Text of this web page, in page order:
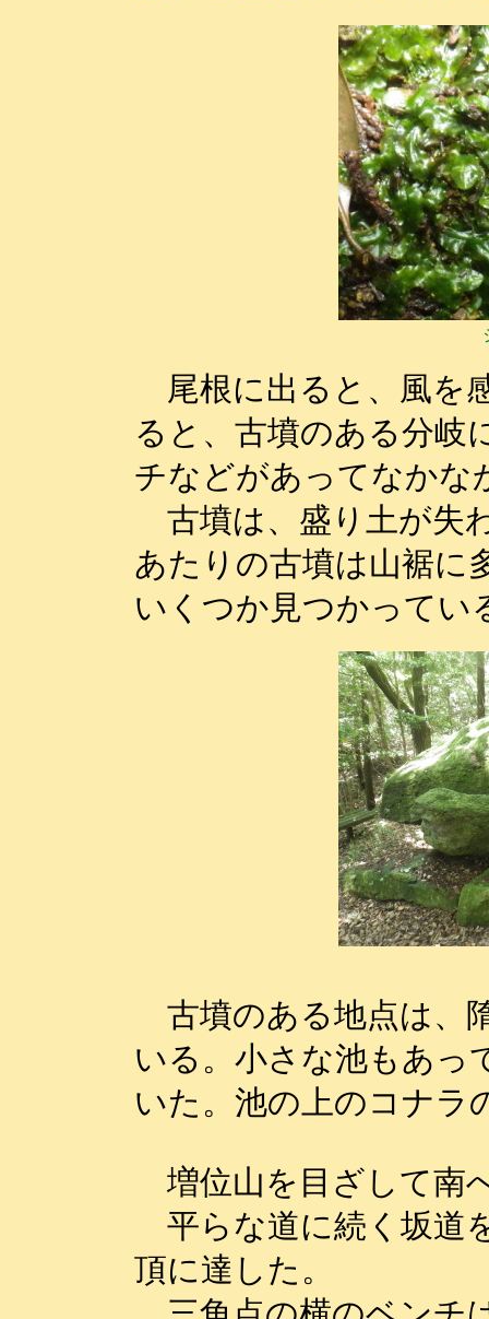
尾根に出ると、風を
ると、古墳のある分岐
チなどがあってなかな
古墳は、盛り土が失
あたりの古墳は山裾に
いくつか見つかってい
古墳のある地点は、
いる。小さな池もあっ
いた。池の上のコナラ
増位山を目ざして南
平らな道に続く坂道
頂に達した。